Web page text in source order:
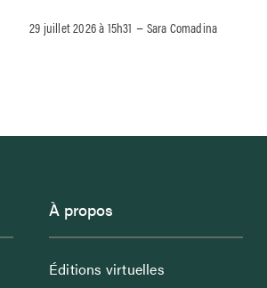
29 juillet 2026 à 15h31 –Sara Comadina
À propos
Éditions virtuelles